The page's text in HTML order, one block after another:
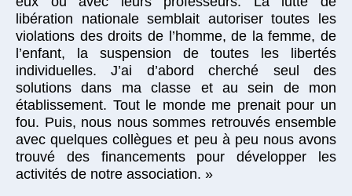
libération nationale semblait autoriser toutes les
violations des droits de l’homme, de la femme, de
l’enfant, la suspension de toutes les libertés
individuelles. J’ai d’abord cherché seul des
solutions dans ma classe et au sein de mon
établissement. Tout le monde me prenait pour un
fou. Puis, nous nous sommes retrouvés ensemble
avec quelques collègues et peu à peu nous avons
trouvé des financements pour développer les
activités de notre association. »